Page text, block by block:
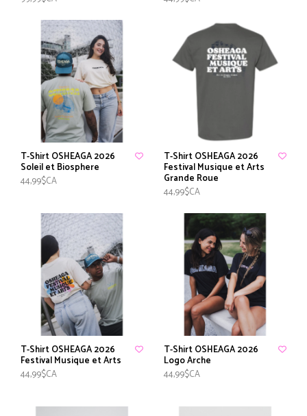
T-Shirt OSHEAGA 2026
Soleil et Biosphere
44,99$CA
T-Shirt OSHEAGA 2026
Festival Musique et Arts
Grande Roue
44,99$CA
T-Shirt OSHEAGA 2026
Festival Musique et Arts
44,99$CA
T-Shirt OSHEAGA 2026
Logo Arche
44,99$CA